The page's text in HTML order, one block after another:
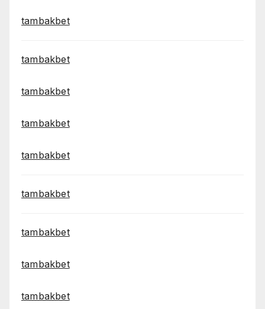
tambakbet
tambakbet
tambakbet
tambakbet
tambakbet
tambakbet
tambakbet
tambakbet
tambakbet